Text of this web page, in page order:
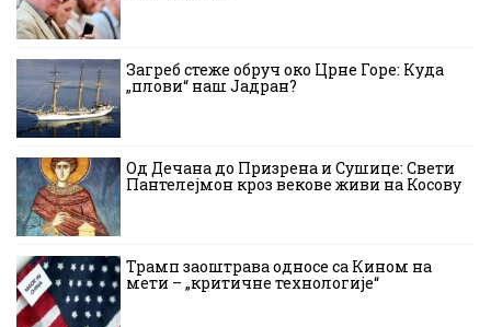
Загреб стеже обруч око Црне Горе: Куда
„плови“ наш Јадран?
Од Дечана до Призрена и Сушице: Свети
Пантелејмон кроз векове живи на Косову
Трамп заоштрава односе са Кином на
мети – „критичне технологије“